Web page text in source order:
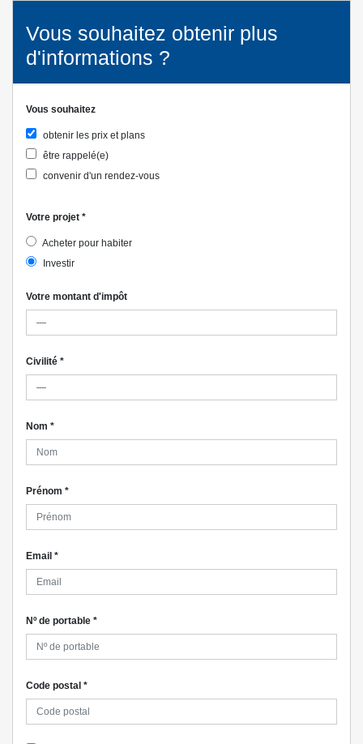
Vous souhaitez obtenir plus
d'informations ?
Vous souhaitez
obtenir les prix et plans
être rappelé(e)
convenir d'un rendez-vous
Votre projet *
Acheter pour habiter
Investir
Votre montant d'impôt
Civilité *
Nom *
Prénom *
Email *
Nº de portable *
Code postal *